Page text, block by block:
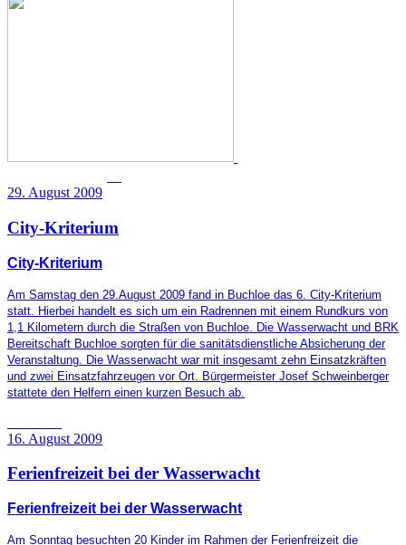
29. August 2009
City-Kriterium
City-Kriterium
Am Samstag den 29.August 2009 fand in Buchloe das 6. City-Kriterium
statt. Hierbei handelt es sich um ein Radrennen mit einem Rundkurs von
1,1 Kilometern durch die Straßen von Buchloe. Die Wasserwacht und BRK
Bereitschaft Buchloe sorgten für die sanitätsdienstliche Absicherung der
Veranstaltung. Die Wasserwacht war mit insgesamt zehn Einsatzkräften
und zwei Einsatzfahrzeugen vor Ort. Bürgermeister Josef Schweinberger
stattete den Helfern einen kurzen Besuch ab.
16. August 2009
Ferienfreizeit bei der Wasserwacht
Ferienfreizeit bei der Wasserwacht
Am Sonntag besuchten 20 Kinder im Rahmen der Ferienfreizeit die